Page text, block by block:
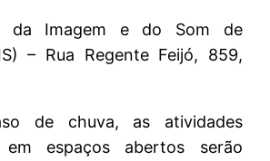
da Imagem e do Som de
– Rua Regente Feijó, 859,
de chuva, as atividades
em espaços abertos serão